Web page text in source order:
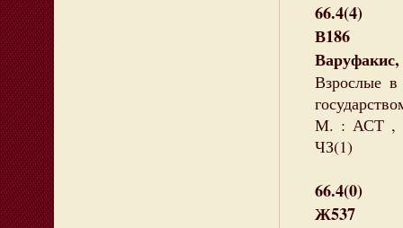
66.4(4)
В186
Взрослые
М. : АСТ ,
ЧЗ(1)
66.4(0)
Ж537